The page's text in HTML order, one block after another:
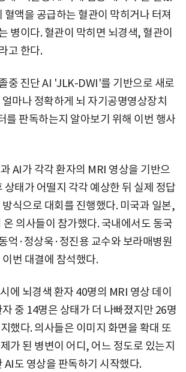
혈액을 공급하는 혈관이 막히거나 터져
병이다. 혈관이 막히면 뇌경색, 혈관이
고 한다.
중 진단 AI 'JLK-DWI'를 기반으로 새로
마나 정확하게 뇌 자기공명영상장치
를 판독하는지 알아보기 위해 이번 행사
AI가 각각 환자의 MRI 영상을 기반으
상태가 어떨지 각각 예상한 뒤 실제 정답
식으로 대회를 진행했다. 미국과 일본,
의사들이 참가했다. 국내에서도 동국
억·정상욱·정진용 교수와 보라매병원
번 대결에 참석했다.
에 뇌경색 환자 40명의 MRI 영상 데이
중 14명은 상태가 더 나빠졌지만 26명
했다. 의사들은 이미지 화면을 확대 또
가 된 병변이 어디, 어느 정도로 있는지
AI도 영상을 판독하기 시작했다.